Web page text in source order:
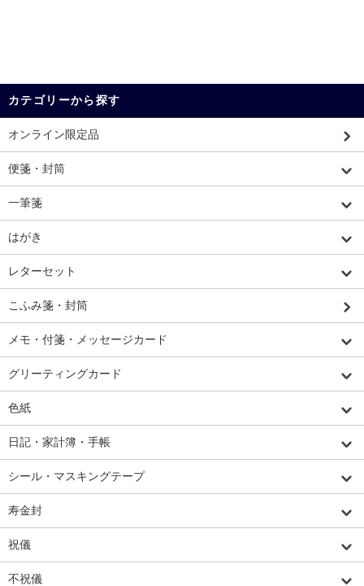
カテゴリーから探す
オンライン限定品
便箋・封筒
一筆箋
はがき
レターセット
こふみ箋・封筒
メモ・付箋・メッセージカード
グリーティングカード
色紙
日記・家計簿・手帳
シール・マスキングテープ
寿金封
祝儀
不祝儀